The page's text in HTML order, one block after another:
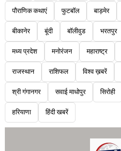
पौराणिक कथाएं फुटबॉल बाड़मेर
बीकानेर बूंदी बॉलीवुड भरतपुर
मध्य प्रदेश मनोरंजन महाराष्ट्र
राजस्थान राशिफल विश्व ख़बरें
श्री गंगानगर सवाई माधोपुर सिरोही
हरियाणा हिंदी खबरें